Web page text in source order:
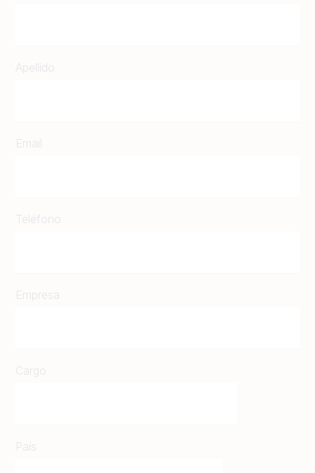
Apellido
Email
Teléfono
Empresa
Cargo
País